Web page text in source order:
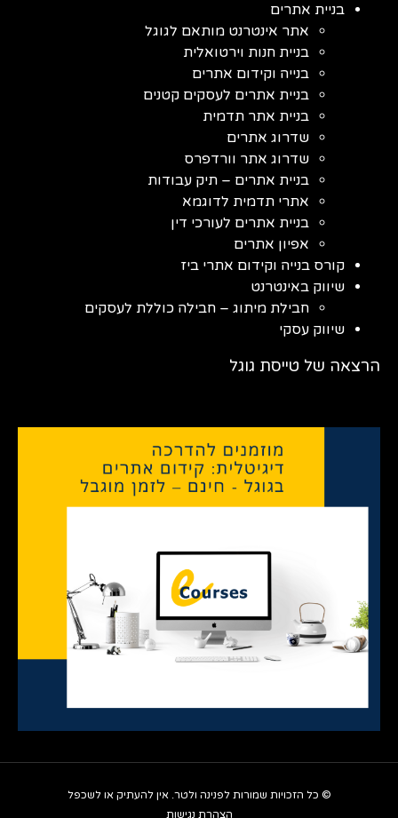
בניית אתרים
אתר אינטרנט מותאם לגוגל
בניית חנות וירטואלית
בנייה וקידום אתרים
בניית אתרים לעסקים קטנים
בניית אתר תדמית
שדרוג אתרים
שדרוג אתר וורדפרס
בניית אתרים – תיק עבודות
אתרי תדמית לדוגמא
בניית אתרים לעורכי דין
אפיון אתרים
קורס בנייה וקידום אתרי ביז
שיווק באינטרנט
חבילת מיתוג – חבילה כוללת לעסקים
שיווק עסקי
הרצאה של טייסת גוגל
© כל הזכויות שמורות לפנינה ולטר. אין להעתיק או לשכפל
הצהרת נגישות